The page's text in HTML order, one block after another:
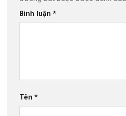
Bình luận *
Tên *